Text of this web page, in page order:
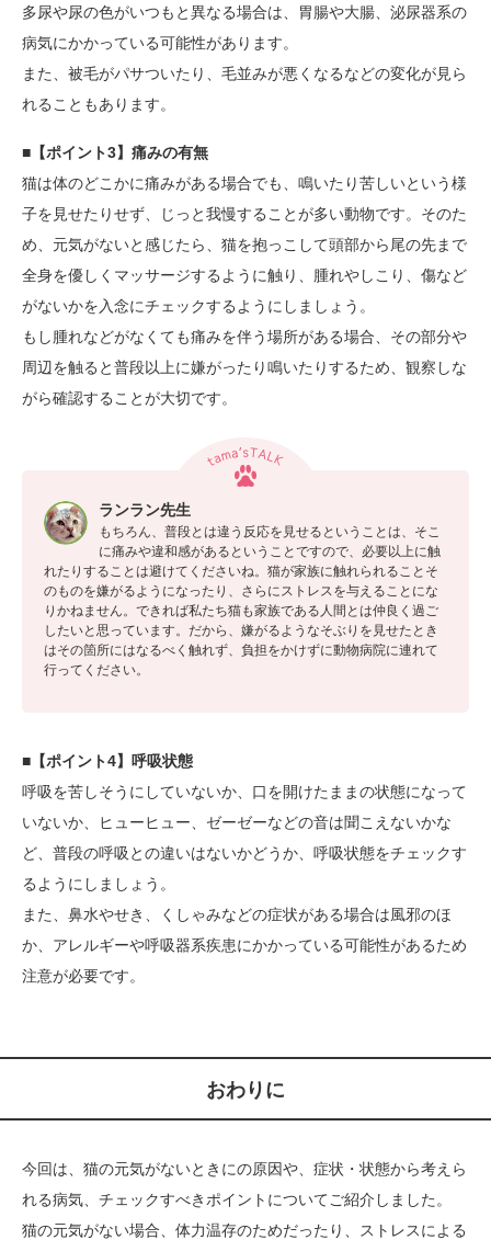
多尿や尿の色がいつもと異なる場合は、胃腸や大腸、泌尿器系の
病気にかかっている可能性があります。
また、被毛がパサついたり、毛並みが悪くなるなどの変化が見ら
れることもあります。
■【ポイント3】痛みの有無
猫は体のどこかに痛みがある場合でも、鳴いたり苦しいという様
子を見せたりせず、じっと我慢することが多い動物です。そのた
め、元気がないと感じたら、猫を抱っこして頭部から尾の先まで
全身を優しくマッサージするように触り、腫れやしこり、傷など
がないかを入念にチェックするようにしましょう。
もし腫れなどがなくても痛みを伴う場所がある場合、その部分や
周辺を触ると普段以上に嫌がったり鳴いたりするため、観察しな
がら確認することが大切です。
ランラン先生
もちろん、普段とは違う反応を見せるということは、そこ
に痛みや違和感があるということですので、必要以上に触
れたりすることは避けてくださいね。猫が家族に触れられることそ
のものを嫌がるようになったり、さらにストレスを与えることにな
りかねません。できれば私たち猫も家族である人間とは仲良く過ご
したいと思っています。だから、嫌がるようなそぶりを見せたとき
はその箇所にはなるべく触れず、負担をかけずに動物病院に連れて
行ってください。
■【ポイント4】呼吸状態
呼吸を苦しそうにしていないか、口を開けたままの状態になって
いないか、ヒューヒュー、ゼーゼーなどの音は聞こえないかな
ど、普段の呼吸との違いはないかどうか、呼吸状態をチェックす
るようにしましょう。
また、鼻水やせき、くしゃみなどの症状がある場合は風邪のほ
か、アレルギーや呼吸器系疾患にかかっている可能性があるため
注意が必要です。
おわりに
今回は、猫の元気がないときにの原因や、症状・状態から考えら
れる病気、チェックすべきポイントについてご紹介しました。
猫の元気がない場合、体力温存のためだったり、ストレスによる